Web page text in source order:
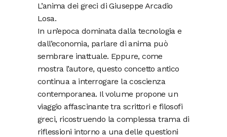
L’anima dei greci di Giuseppe Arcadio
Losa.
In un’epoca dominata dalla tecnologia e
dall’economia, parlare di anima può
sembrare inattuale. Eppure, come
mostra l’autore, questo concetto antico
continua a interrogare la coscienza
contemporanea. Il volume propone un
viaggio affascinante tra scrittori e filosofi
greci, ricostruendo la complessa trama di
riflessioni intorno a una delle questioni